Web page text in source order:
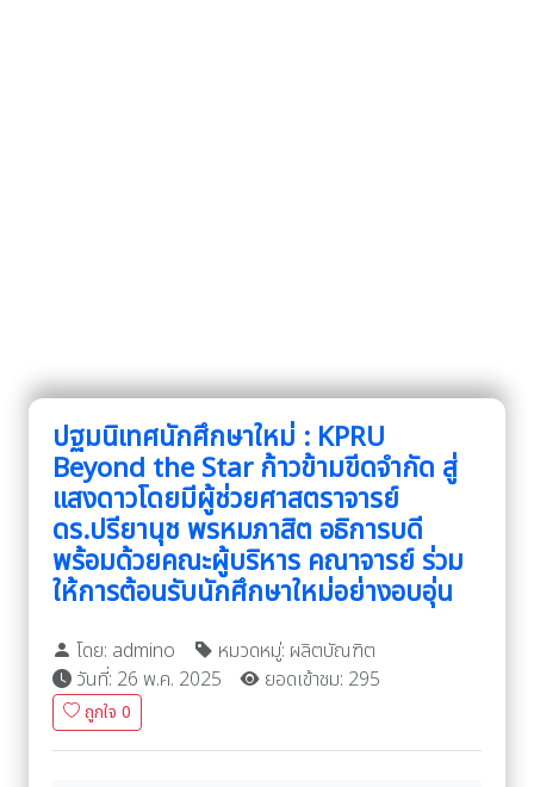
ปฐมนิเทศนักศึกษาใหม่ : KPRU
Beyond the Star ก้าวข้ามขีดจำกัด สู่
แสงดาวโดยมีผู้ช่วยศาสตราจารย์
ดร.ปรียานุช พรหมภาสิต อธิการบดี
พร้อมด้วยคณะผู้บริหาร คณาจารย์ ร่วม
ให้การต้อนรับนักศึกษาใหม่อย่างอบอุ่น
โดย: admino
หมวดหมู่: ผลิตบัณฑิต
วันที่: 26 พ.ค. 2025
ยอดเข้าชม: 295
ถูกใจ 0